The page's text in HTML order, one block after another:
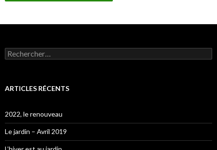
Rechercher :
ARTICLES RÉCENTS
2022, le renouveau
Le jardin – Avril 2019